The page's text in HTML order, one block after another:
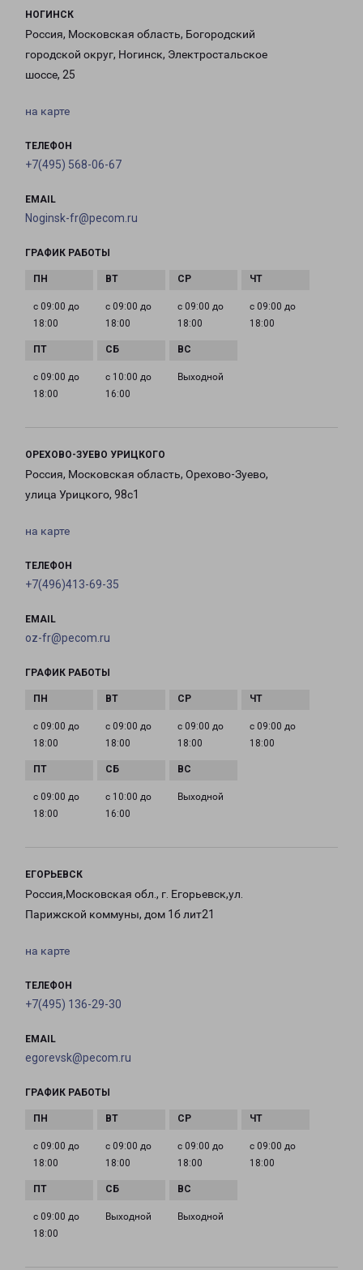
НОГИНСК
Россия, Московская область, Богородский
городской округ, Ногинск, Электростальское
шоссе, 25
на карте
ТЕЛЕФОН
+7(495) 568-06-67
EMAIL
Noginsk-fr@pecom.ru
ГРАФИК РАБОТЫ
с 09:00 до
18:00
с 09:00 до
18:00
с 09:00 до
18:00
с 09:00 до
18:00
с 09:00 до
18:00
с 10:00 до
16:00
Выходной
ОРЕХОВО-ЗУЕВО УРИЦКОГО
Россия, Московская область, Орехово-Зуево,
улица Урицкого, 98с1
на карте
ТЕЛЕФОН
+7(496)413-69-35
EMAIL
oz-fr@pecom.ru
ГРАФИК РАБОТЫ
с 09:00 до
18:00
с 09:00 до
18:00
с 09:00 до
18:00
с 09:00 до
18:00
с 09:00 до
18:00
с 10:00 до
16:00
Выходной
ЕГОРЬЕВСК
Россия,Московская обл., г. Егорьевск,ул.
Парижской коммуны, дом 1б лит21
на карте
ТЕЛЕФОН
+7(495) 136-29-30
EMAIL
egorevsk@pecom.ru
ГРАФИК РАБОТЫ
с 09:00 до
18:00
с 09:00 до
18:00
с 09:00 до
18:00
с 09:00 до
18:00
с 09:00 до
18:00
Выходной Выходной